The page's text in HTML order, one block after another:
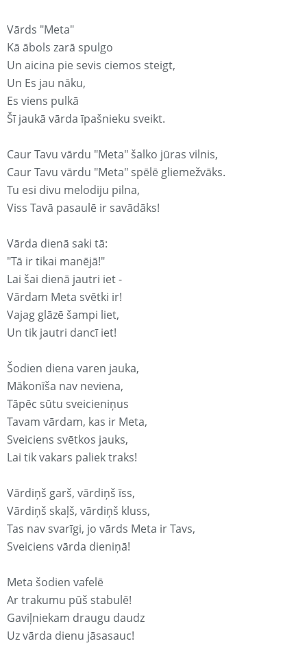
Vārds "Meta"
Kā ābols zarā spulgo
Un aicina pie sevis ciemos steigt,
Un Es jau nāku,
Es viens pulkā
Šī jaukā vārda īpašnieku sveikt.
Caur Tavu vārdu "Meta" šalko jūras vilnis,
Caur Tavu vārdu "Meta" spēlē gliemežvāks.
Tu esi divu melodiju pilna,
Viss Tavā pasaulē ir savādāks!
Vārda dienā saki tā:
"Tā ir tikai manējā!"
Lai šai dienā jautri iet -
Vārdam Meta svētki ir!
Vajag glāzē šampi liet,
Un tik jautri dancī iet!
Šodien diena varen jauka,
Mākonīša nav neviena,
Tāpēc sūtu sveicieniņus
Tavam vārdam, kas ir Meta,
Sveiciens svētkos jauks,
Lai tik vakars paliek traks!
Vārdiņš garš, vārdiņš īss,
Vārdiņš skaļš, vārdiņš kluss,
Tas nav svarīgi, jo vārds Meta ir Tavs,
Sveiciens vārda dieniņā!
Meta šodien vafelē
Ar trakumu pūš stabulē!
Gaviļniekam draugu daudz
Uz vārda dienu jāsasauc!